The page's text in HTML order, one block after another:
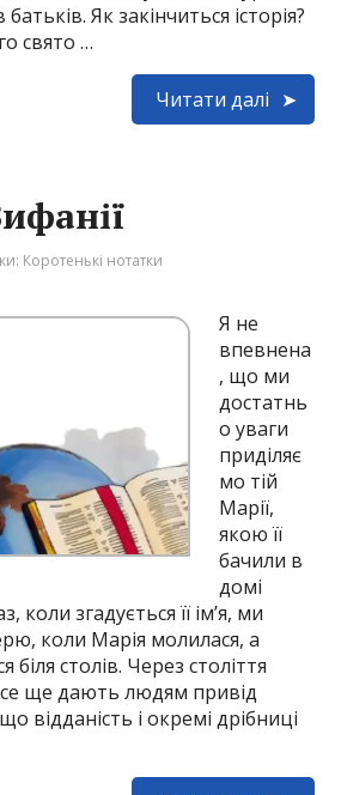
Як закінчиться історія?
свято …
Читати далі
Коротенькі нотатки
Я не
впевнена
, що ми
достатнь
о уваги
приділяє
мо тій
Марії,
якою її
бачили в
домі
коли згадується її ім’я, ми
коли Марія молилася, а
столів. Через століття
ще дають людям привід
відданість і окремі дрібниці